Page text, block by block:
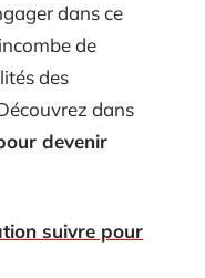
dans ce
de
des
dans
devenir
suivre pour